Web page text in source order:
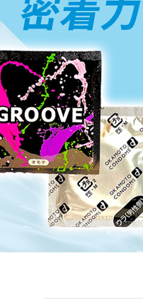
ようこそ ゲスト 様
meeting_room ログイン person
最近チェックした商品
コンドーム
潤滑剤・ローション
衛生用品
アパレル
雑貨